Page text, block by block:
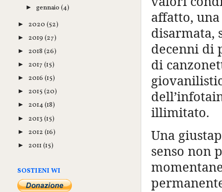
affatto,
disarmata,
decenni di
di
illimitato.
Una
senso non
►gennaio(4)
► 2020 (52)
► 2019 (27)
► 2018 (26)
► 2017 (15)
► 2016 (15)
► 2015 (20)
► 2014(18)
► 2013 (15)
► 2012 (16)
► 2011 (15)
SOSTIENI WI